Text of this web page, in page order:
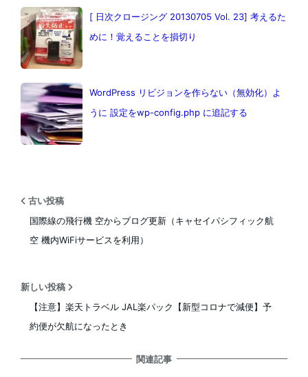
[ 日次クロージング 20130705 Vol. 23] 考えるた
めに！覚えることを損切り
WordPress リビジョンを作らない（無効化）よ
うに 設定をwp-config.php に追記する
古い投稿
国際線の飛行機 空からブログ更新（キャセイパシフィック航
空 機内WiFiサービスを利用）
新しい投稿
【注意】楽天トラベル JAL楽パック【新型コロナで減便】予
約便が欠航になったとき
関連記事